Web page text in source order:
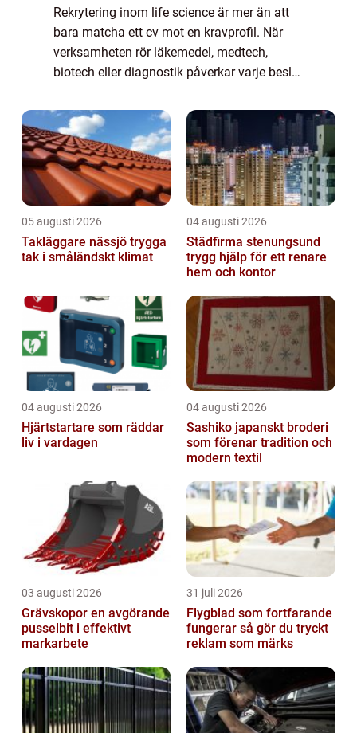
Rekrytering inom life science är mer än att
bara matcha ett cv mot en kravprofil. När
verksamheten rör läkemedel, medtech,
biotech eller diagnostik påverkar varje beslut
varumärke. Missar i kompetens eller led...
05 augusti 2026
Takläggare nässjö trygga
tak i småländskt klimat
04 augusti 2026
Städfirma stenungsund
trygg hjälp för ett renare
hem och kontor
04 augusti 2026
Hjärtstartare som räddar
liv i vardagen
04 augusti 2026
Sashiko japanskt broderi
som förenar tradition och
modern textil
03 augusti 2026
Grävskopor en avgörande
pusselbit i effektivt
markarbete
31 juli 2026
Flygblad som fortfarande
fungerar så gör du tryckt
reklam som märks